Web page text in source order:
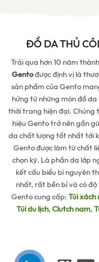
ĐỒ DA THỦ
Trải qua hơn 10 năm
Gentođược định vị là
sản phẩm của Gento
hứng từ những món đồ
thời trang hiện đại. Chúng
hiệu Gento trở nên gần
da chất lượng tốt nhất tới
Gento được làm từ chất
chọn kỹ. Là phần da lớp
kết cấu biểu bì nguyên
nhất, rất bền bỉ và có
Gento cung cấp:Túi xách
Túi du lịch,Clutch nam,